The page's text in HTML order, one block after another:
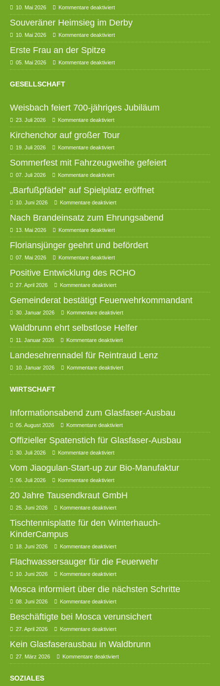
10. Mai 2026 Kommentare deaktiviert
Souveräner Heimsieg im Derby
10. Mai 2026 Kommentare deaktiviert
Erste Frau an der Spitze
05. Mai 2026 Kommentare deaktiviert
GESELLSCHAFT
Weisbach feiert 700-jähriges Jubiläum
23. Juli 2026 Kommentare deaktiviert
Kirchenchor auf großer Tour
19. Juli 2026 Kommentare deaktiviert
Sommerfest mit Fahrzeugweihe gefeiert
07. Juli 2026 Kommentare deaktiviert
„Barfußpfädel“ auf Spielplatz eröffnet
10. Juni 2026 Kommentare deaktiviert
Nach Brandeinsatz zum Ehrungsabend
13. Mai 2026 Kommentare deaktiviert
Floriansjünger geehrt und befördert
07. Mai 2026 Kommentare deaktiviert
Positive Entwicklung des RCHO
27. April 2026 Kommentare deaktiviert
Gemeinderat bestätigt Feuerwehrkommandant
30. Januar 2026 Kommentare deaktiviert
Waldbrunn ehrt selbstlose Helfer
11. Januar 2026 Kommentare deaktiviert
Landesehrennadel für Reintraud Lenz
10. Januar 2026 Kommentare deaktiviert
WIRTSCHAFT
Informationsabend zum Glasfaser-Ausbau
05. August 2026 Kommentare deaktiviert
Offizieller Spatenstich für Glasfaser-Ausbau
30. Juli 2026 Kommentare deaktiviert
Vom Jiaogulan-Start-up zur Bio-Manufaktur
06. Juli 2026 Kommentare deaktiviert
20 Jahre Tausendkraut GmbH
25. Juni 2026 Kommentare deaktiviert
Tischtennisplatte für den Winterhauch-
KinderCampus
18. Juni 2026 Kommentare deaktiviert
Flachwassersauger für die Feuerwehr
10. Juni 2026 Kommentare deaktiviert
Mosca informiert über die nächsten Schritte
08. Juni 2026 Kommentare deaktiviert
Beschäftigte bei Mosca verunsichert
27. April 2026 Kommentare deaktiviert
Kein Glasfaserausbau in Waldbrunn
27. März 2026 Kommentare deaktiviert
SOZIALES